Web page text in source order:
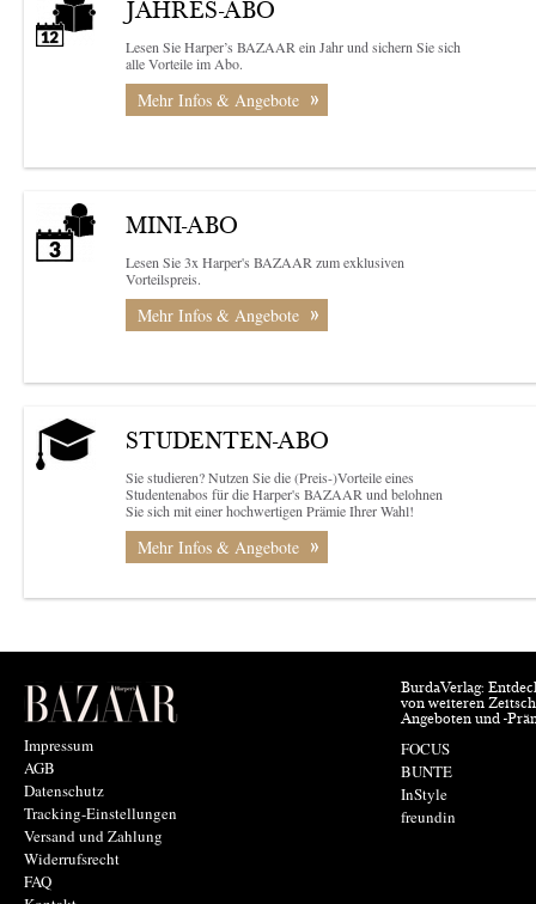
JAHRES-ABO
Lesen Sie Harper’s BAZAAR ein Jahr und sichern Sie sich
alle Vorteile im Abo.
Mehr Infos & Angebote
MINI-ABO
Lesen Sie 3x Harper's BAZAAR zum exklusiven
Vorteilspreis.
Mehr Infos & Angebote
STUDENTEN-ABO
Sie studieren? Nutzen Sie die (Preis-)Vorteile eines
Studentenabos für die Harper's BAZAAR und belohnen
Sie sich mit einer hochwertigen Prämie Ihrer Wahl!
Mehr Infos & Angebote
Impressum
AGB
Datenschutz
Tracking-Einstellungen
Versand und Zahlung
Widerrufsrecht
FAQ
BurdaVerlag:
von weiteren
Angeboten und -
FOCUS
BUNTE
InStyle
freundin